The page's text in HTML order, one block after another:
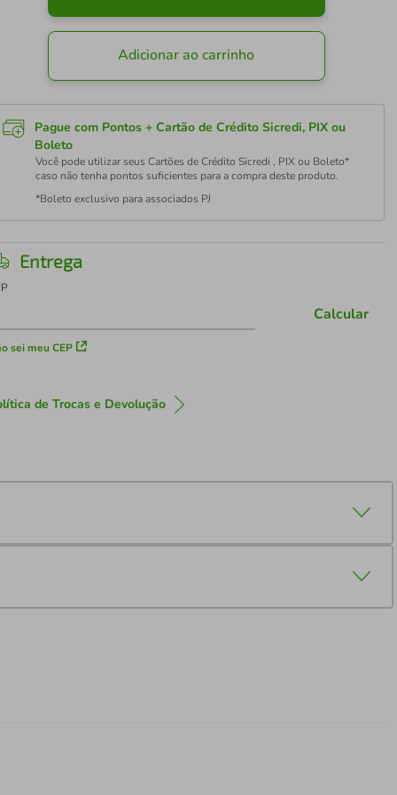
Adicionar ao carrinho
Pague com Pontos + Cartão de Crédito Sicredi, PIX ou
Boleto
Você pode utilizar seus Cartões de Crédito Sicredi , PIX ou Boleto*
caso não tenha pontos suficientes para a compra deste produto.
*Boleto exclusivo para associados PJ
Entrega
sei meu CEP
Calcular
de Trocas e Devolução